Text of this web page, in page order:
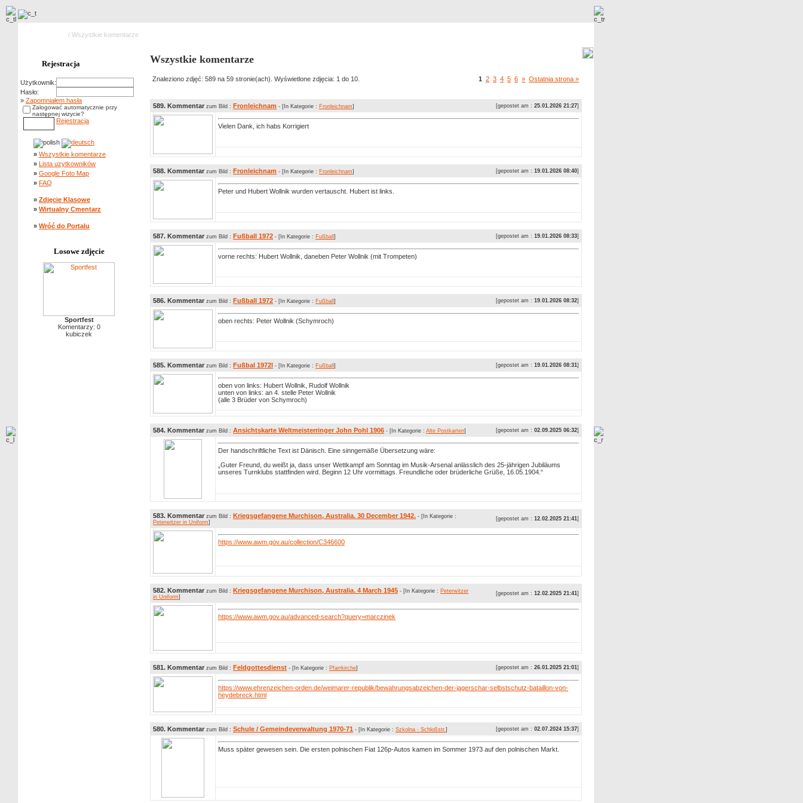
/ Wszystkie komentarze
Rejestracja
Użytkownik:
Hasło:
» Zapomniałem hasła
Zalogować automatycznie przy
następnej wizycie?
Rejestracja
» Wszystkie komentarze
» Lista uzytkowników
» Google Foto Map
» FAQ
» Zdjęcie Klasowe
» Wirtualny Cmentarz
» Wróć do Portalu
Losowe zdjęcie
Sportfest
Komentarzy: 0
kubiczek
Wszystkie komentarze
Znaleziono zdjęć: 589 na 59 stronie(ach). Wyświetlone zdjęcia: 1 do 10. 1 2 3 4 5 6 » Ostatnia strona »
589. Kommentar zum Bild : Fronleichnam - [In Kategorie : Fronleichnam] [gepostet am : 25.01.2026 21:27]
Vielen Dank, ich habs Korrigiert
588. Kommentar zum Bild : Fronleichnam - [In Kategorie : Fronleichnam] [gepostet am : 19.01.2026 08:40]
Peter und Hubert Wollnik wurden vertauscht. Hubert ist links.
587. Kommentar zum Bild : Fußball 1972 - [In Kategorie : Fußball ] [gepostet am : 19.01.2026 08:33]
vorne rechts: Hubert Wollnik, daneben Peter Wollnik (mit Trompeten)
586. Kommentar zum Bild : Fußball 1972 - [In Kategorie : Fußball ] [gepostet am : 19.01.2026 08:32]
oben rechts: Peter Wollnik (Schymroch)
585. Kommentar zum Bild : Fußbal 1972l - [In Kategorie : Fußball ] [gepostet am : 19.01.2026 08:31]
oben von links: Hubert Wollnik, Rudolf Wollnik
unten von links: an 4. stelle Peter Wollnik
(alle 3 Brüder von Schymroch)
584. Kommentar zum Bild : Ansichtskarte Weltmeisterringer John Pohl 1906 - [In Kategorie : Alte Postkarten] [gepostet am : 02.09.2025 06:32]
Der handschriftliche Text ist Dänisch. Eine sinngemäße Übersetzung wäre:
„Guter Freund, du weißt ja, dass unser Wettkampf am Sonntag im Musik-Arsenal anlässlich des 25-jährigen Jubiläums
unseres Turnklubs stattfinden wird. Beginn 12 Uhr vormittags. Freundliche oder brüderliche Grüße, 16.05.1904.“
583. Kommentar zum Bild : Kriegsgefangene Murchison, Australia. 30 December 1942. - [In Kategorie :
Peterwitzer in Uniform]
[gepostet am : 12.02.2025 21:41]
https://www.awm.gov.au/collection/C346600
582. Kommentar zum Bild : Kriegsgefangene Murchison, Australia. 4 March 1945 - [In Kategorie : Peterwitzer
in Uniform]
[gepostet am : 12.02.2025 21:41]
https://www.awm.gov.au/advanced-search?query=marczinek
581. Kommentar zum Bild : Feldgottesdienst - [In Kategorie : Pfarrkirche] [gepostet am : 26.01.2025 21:01]
https://www.ehrenzeichen-orden.de/weimarer-republik/bewahrungsabzeichen-der-jagerschar-selbstschutz-bataillon-von-
heydebreck.html
580. Kommentar zum Bild : Schule / Gemeindeverwaltung 1970-71 - [In Kategorie : Szkolna - Schloßstr.] [gepostet am : 02.07.2024 15:37]
Muss später gewesen sein. Die ersten polnischen Fiat 126p-Autos kamen im Sommer 1973 auf den polnischen Markt.